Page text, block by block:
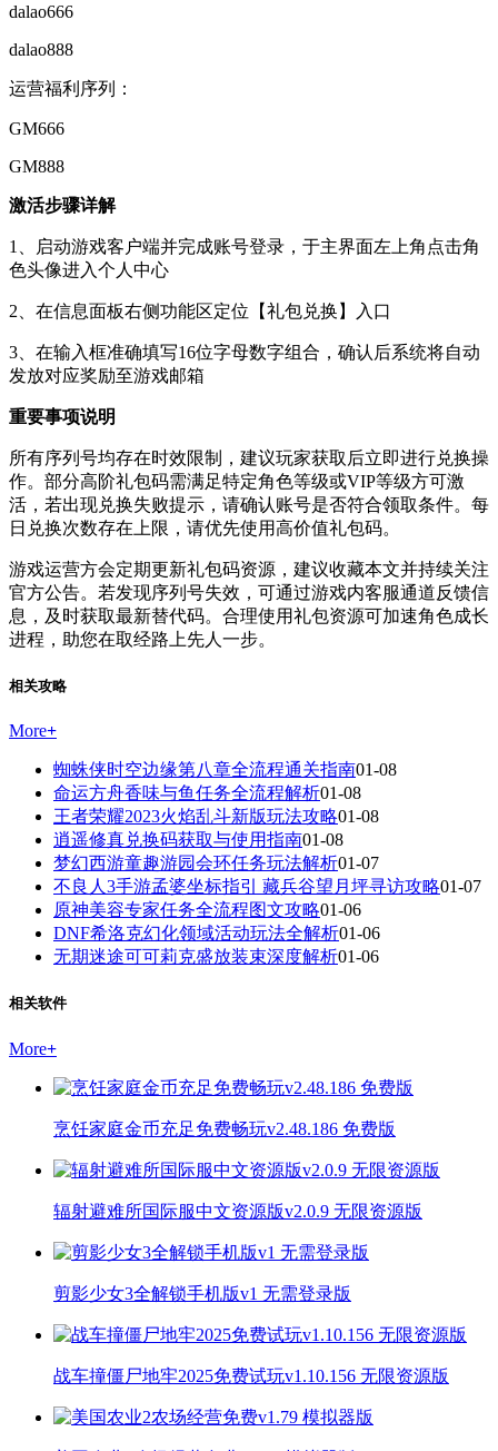
dalao666
dalao888
运营福利序列：
GM666
GM888
激活步骤详解
1、启动游戏客户端并完成账号登录，于主界面左上角点击角
色头像进入个人中心
2、在信息面板右侧功能区定位【礼包兑换】入口
3、在输入框准确填写16位字母数字组合，确认后系统将自动
发放对应奖励至游戏邮箱
重要事项说明
所有序列号均存在时效限制，建议玩家获取后立即进行兑换操
作。部分高阶礼包码需满足特定角色等级或VIP等级方可激
活，若出现兑换失败提示，请确认账号是否符合领取条件。每
日兑换次数存在上限，请优先使用高价值礼包码。
游戏运营方会定期更新礼包码资源，建议收藏本文并持续关注
官方公告。若发现序列号失效，可通过游戏内客服通道反馈信
息，及时获取最新替代码。合理使用礼包资源可加速角色成长
进程，助您在取经路上先人一步。
相关攻略
More+
蜘蛛侠时空边缘第八章全流程通关指南01-08
命运方舟香味与鱼任务全流程解析01-08
王者荣耀2023火焰乱斗新版玩法攻略01-08
逍遥修真兑换码获取与使用指南01-08
梦幻西游童趣游园会环任务玩法解析01-07
不良人3手游孟婆坐标指引 藏兵谷望月坪寻访攻略01-07
原神美容专家任务全流程图文攻略01-06
DNF希洛克幻化领域活动玩法全解析01-06
无期迷途可可莉克盛放装束深度解析01-06
相关软件
More+
烹饪家庭金币充足免费畅玩v2.48.186 免费版
辐射避难所国际服中文资源版v2.0.9 无限资源版
剪影少女3全解锁手机版v1 无需登录版
战车撞僵尸地牢2025免费试玩v1.10.156 无限资源版